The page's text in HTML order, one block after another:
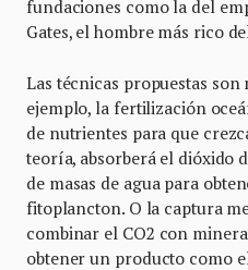
fundaciones como la del
Gates, el hombre más rico
Las técnicas propuestas son
ejemplo, la fertilización
de nutrientes para que
teoría, absorberá el dióxido
de masas de agua para
fitoplancton. O la captura
combinar el CO2 con
obtener un producto como